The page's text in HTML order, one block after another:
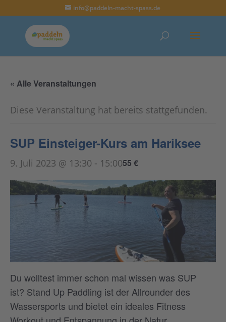
info@paddeln-macht-spass.de
« Alle Veranstaltungen
Diese Veranstaltung hat bereits stattgefunden.
SUP Einsteiger-Kurs am Hariksee
9. Juli 2023 @ 13:30 - 15:0055 €
Du wolltest immer schon mal wissen was SUP
ist? Stand Up Paddling ist der Allrounder des
Wassersports und bietet ein ideales Fitness